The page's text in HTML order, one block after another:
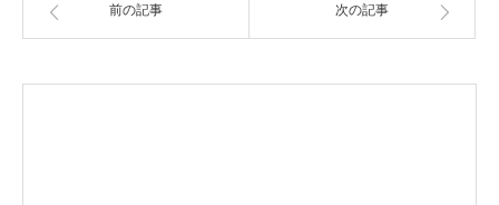
前の記事 次の記事